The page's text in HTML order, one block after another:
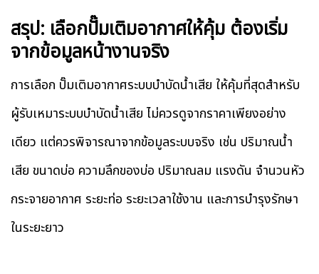
สรุป: เลือกปั๊มเติมอากาศให้คุ้ม ต้องเริ่ม
จากข้อมูลหน้างานจริง
การเลือก ปั๊มเติมอากาศระบบบำบัดน้ำเสีย ให้คุ้มที่สุดสำหรับ
ผู้รับเหมาระบบบำบัดน้ำเสีย ไม่ควรดูจากราคาเพียงอย่าง
เดียว แต่ควรพิจารณาจากข้อมูลระบบจริง เช่น ปริมาณน้ำ
เสีย ขนาดบ่อ ความลึกของบ่อ ปริมาณลม แรงดัน จำนวนหัว
กระจายอากาศ ระยะท่อ ระยะเวลาใช้งาน และการบำรุงรักษา
ในระยะยาว